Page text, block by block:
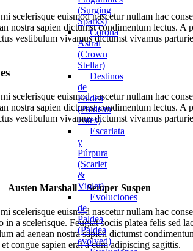
(Surging
Sparks)
Corona
Astral
(Crown
Stellar)
Destinos
de
Paldea
(Paldean
Fates)
Escarlata
y
Púrpura
(Scarlet
&
Violet)
Evoluciones
de
Paldea
(Paldea
evolved)
scelerisque euismod nascetur nullam hac
nostra sapien dictumst condimentum lectus.
vestibulum vivamus dictumst vivamus
scelerisque euismod nascetur nullam hac
nostra sapien dictumst condimentum lectus.
vestibulum vivamus dictumst vivamus
Austen Marshall – Semper Suspen
scelerisque euismod nascetur nullam hac
a scelerisque. Feugiat sociis platea felis sed
ad aenean nostra sapien dictumst
congue sapien erat a cum adipiscing sagittis.